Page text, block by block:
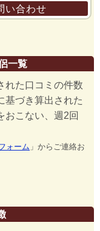
い合わせ
一覧
れた口コミの件数
基づき算出された
おこない、週2回
ォーム 」からご連絡お